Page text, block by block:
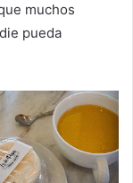
muchos
pueda